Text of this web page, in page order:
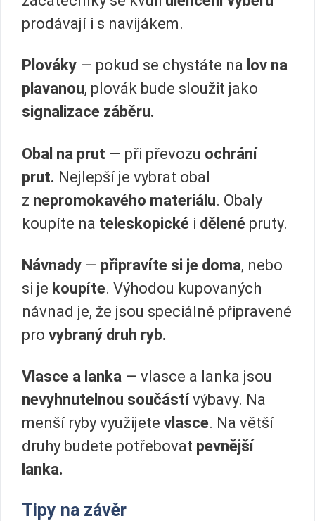
prodávají i s navijákem.
Plováky — pokud se chystáte na lov na
plavanou, plovák bude sloužit jako
signalizace záběru.
Obal na prut — při převozu ochrání
prut. Nejlepší je vybrat obal
z nepromokavého materiálu. Obaly
koupíte na teleskopické i dělené pruty.
Návnady — připravíte si je doma, nebo
si je koupíte. Výhodou kupovaných
návnad je, že jsou speciálně připravené
pro vybraný druh ryb.
Vlasce a lanka — vlasce a lanka jsou
nevyhnutelnou součástí výbavy. Na
menší ryby využijete vlasce. Na větší
druhy budete potřebovat pevnější
lanka.
Tipy na závěr